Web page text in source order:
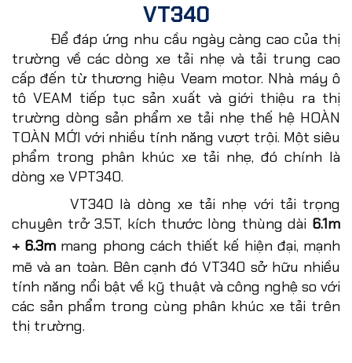
VT340
Để đáp ứng nhu cầu ngày càng cao của thị
trường về các dòng xe tải nhẹ và tải trung cao
cấp đến từ thương hiệu Veam motor. Nhà máy ô
tô VEAM tiếp tục sản xuất và giới thiệu ra thị
trường dòng sản phẩm xe tải nhẹ thế hệ HOÀN
TOÀN MỚI với nhiều tính năng vượt trội. Một siêu
phẩm trong phân khúc xe tải nhẹ, đó chính là
dòng xe VPT340.
VT340 là dòng xe tải nhẹ với tải trọng
chuyên trở 3.5T, kích thước lòng thùng dài 6.1m
÷ 6.3m mang phong cách thiết kế hiện đại, mạnh
mẽ và an toàn. Bên cạnh đó VT340 sở hữu nhiều
tính năng nổi bật về kỹ thuật và công nghệ so với
các sản phẩm trong cùng phân khúc xe tải trên
thị trường.